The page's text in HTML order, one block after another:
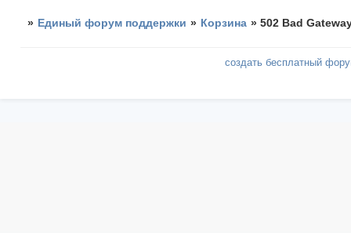
» Единый форум поддержки » Корзина »502 Bad
создать бесплатный